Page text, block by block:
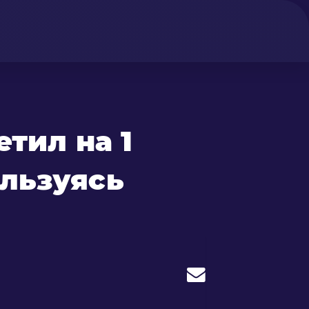
на 1